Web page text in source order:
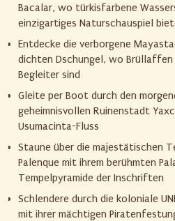
Bacalar, wo türkisfarbene
einzigartiges Naturschauspiel
Entdecke die verborgene
dichten Dschungel, wo Brüllaffen
Begleiter sind
Gleite per Boot durch den
geheimnisvollen Ruinenstadt
Usumacinta-Fluss
Staune über die majestätischen
Palenque mit ihrem berühmten
Tempelpyramide der Inschriften
Schlendere durch die koloniale
mit ihrer mächtigen